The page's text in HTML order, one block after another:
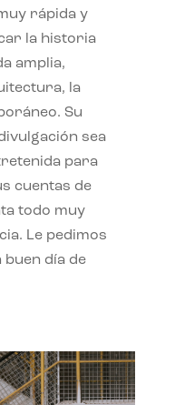
rápida y
la historia
amplia,
la
Su
sea
para
cuentas de
todo muy
Le pedimos
buen día de